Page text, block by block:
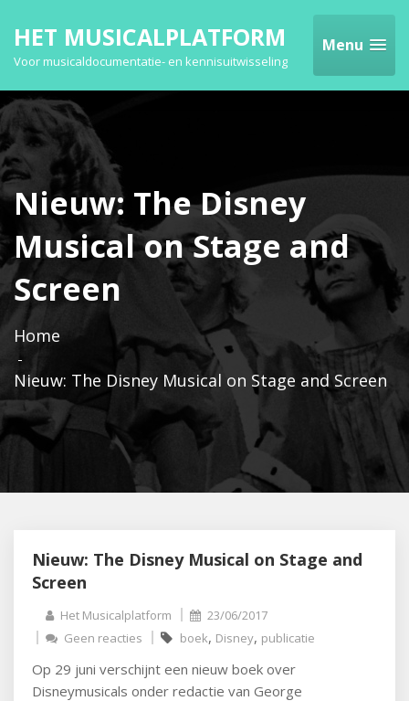
HET MUSICALPLATFORM
Voor musicaldocumentatie- en kennisuitwisseling
Menu
Nieuw: The Disney
Musical on Stage and
Screen
Home
Nieuw: The Disney Musical on Stage and Screen
Nieuw: The Disney Musical on Stage and
Screen
Het Musicalplatform
23/06/2017
Geen reacties
boek, Disney, publicatie
Op 29 juni verschijnt een nieuw boek over
Disneymusicals onder redactie van George